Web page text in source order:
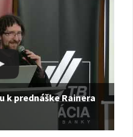
k prednáške Rainera